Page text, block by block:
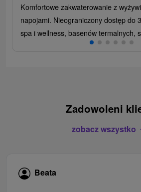
Komfortowe zakwaterowanie z
napojami. Nieograniczony dostęp do
spa i wellness, basenów termalnych,
Zadowoleni
zobacz wszystko
Beata